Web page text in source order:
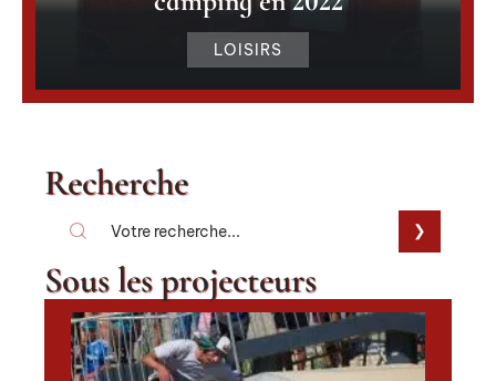
LOISIRS
Recherche
Sous les projecteurs